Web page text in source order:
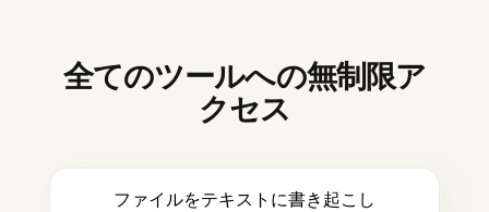
全てのツールへの無制限ア
クセス
ファイルをテキストに書き起こし